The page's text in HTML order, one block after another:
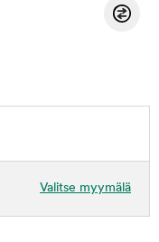
Valitse myymälä